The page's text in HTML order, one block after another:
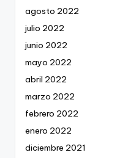
agosto 2022
julio 2022
junio 2022
mayo 2022
abril 2022
marzo 2022
febrero 2022
enero 2022
diciembre 2021